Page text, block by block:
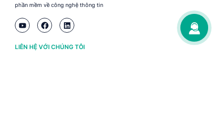
phần mềm về công nghệ thông tin
LIÊN HỆ VỚI CHÚNG TÔI